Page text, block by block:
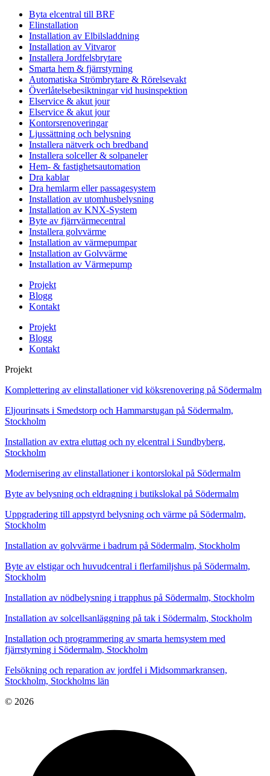
Byta elcentral till BRF
Elinstallation
Installation av Elbilsladdning
Installation av Vitvaror
Installera Jordfelsbrytare
Smarta hem & fjärrstyrning
Automatiska Strömbrytare & Rörelsevakt
Överlåtelsebesiktningar vid husinspektion
Elservice & akut jour
Elservice & akut jour
Kontorsrenoveringar
Ljussättning och belysning
Installera nätverk och bredband
Installera solceller & solpaneler
Hem- & fastighetsautomation
Dra kablar
Dra hemlarm eller passagesystem
Installation av utomhusbelysning
Installation av KNX-System
Byte av fjärrvärmecentral
Installera golvvärme
Installation av värmepumpar
Installation av Golvvärme
Installation av Värmepump
Projekt
Blogg
Kontakt
Projekt
Blogg
Kontakt
Projekt
Komplettering av elinstallationer vid köksrenovering på Södermalm
Eljourinsats i Smedstorp och Hammarstugan på Södermalm,
Stockholm
Installation av extra eluttag och ny elcentral i Sundbyberg,
Stockholm
Modernisering av elinstallationer i kontorslokal på Södermalm
Byte av belysning och eldragning i butikslokal på Södermalm
Uppgradering till appstyrd belysning och värme på Södermalm,
Stockholm
Installation av golvvärme i badrum på Södermalm, Stockholm
Byte av elstigar och huvudcentral i flerfamiljshus på Södermalm,
Stockholm
Installation av nödbelysning i trapphus på Södermalm, Stockholm
Installation av solcellsanläggning på tak i Södermalm, Stockholm
Installation och programmering av smarta hemsystem med
fjärrstyrning i Södermalm, Stockholm
Felsökning och reparation av jordfel i Midsommarkransen,
Stockholm, Stockholms län
© 2026